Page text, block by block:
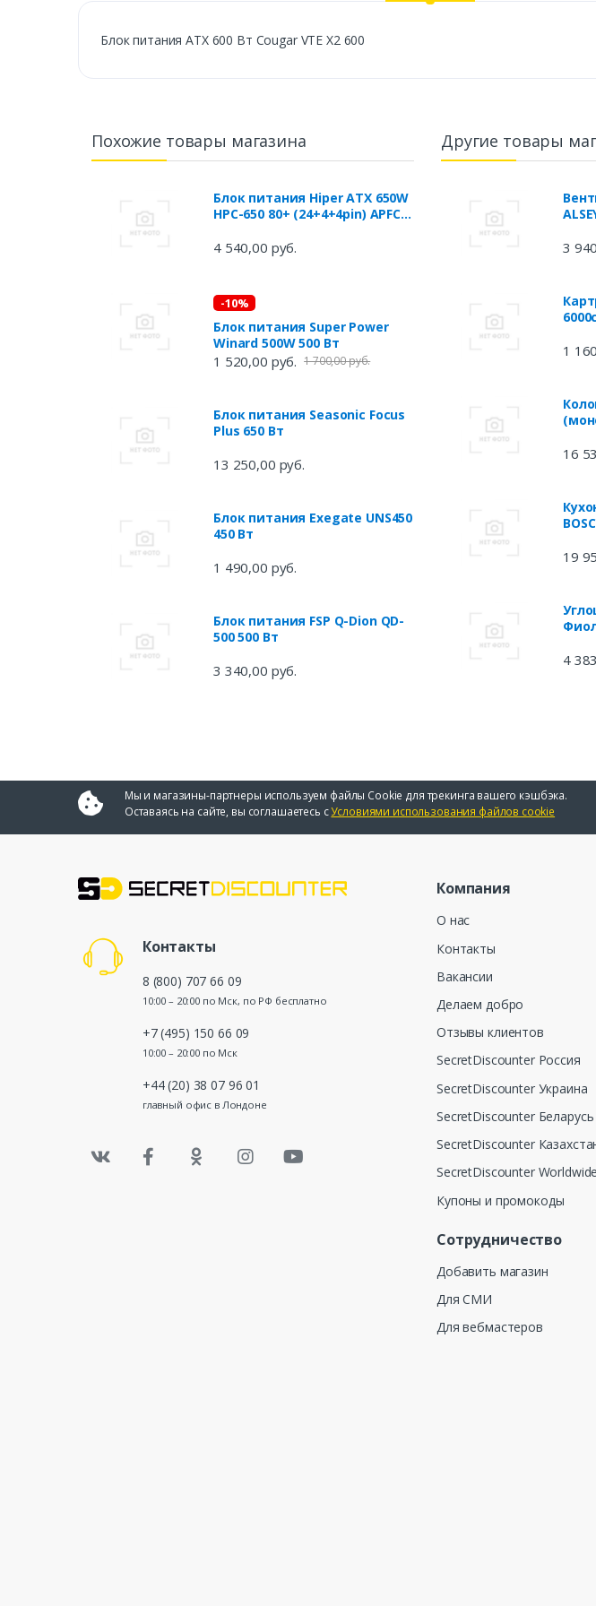
Блок питания ATX 600 Вт Cougar VTE X2 600
Похожие товары магазина
Блок питания Hiper ATX 650W
HPC-650 80+ (24+4+4pin) APFC
4 540,00 руб.
-10%
Блок питания Super Power
Winard 500W 500 Вт
1 520,00 руб. 1 700,00 руб.
Блок питания Seasonic Focus
Plus 650 Вт
13 250,00 руб.
Блок питания Exegate UNS450
450 Вт
1 490,00 руб.
Блок питания FSP Q-Dion QD-
500 500 Вт
3 340,00 руб.
Другие товары
SET-
3
1
16
19
4
Мы и магазины-партнеры используем файлы Cookie для трекинга вашего кэшбэка.
Оставаясь на сайте, вы соглашаетесь сУсловиями использования файлов cookie
Контакты
8 (800) 707 66 09
10:00 – 20:00 по Мск, по РФ бесплатно
+7 (495) 150 66 09
10:00 – 20:00 по Мск
+44 (20) 38 07 96 01
главный офис в Лондоне
Компания
О нас
Контакты
Вакансии
Делаем добро
Отзывы клиентов
SecretDiscounter Россия
SecretDiscounter Украина
SecretDiscounter Беларусь
SecretDiscounter
SecretDiscounter Worldwide
Купоны и промокоды
Сотрудничество
Добавить магазин
Для СМИ
Для вебмастеров